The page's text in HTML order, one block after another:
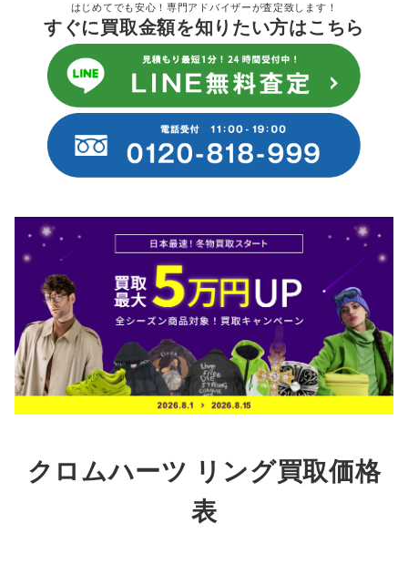
はじめてでも安心！専門アドバイザーが査定致します！
すぐに買取金額を知りたい方はこちら
クロムハーツ リング買取価格
表